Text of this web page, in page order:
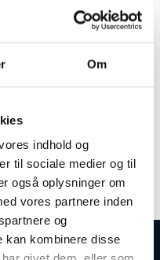
Om
indhold og
til sociale medier og til
også oplysninger om
vores partnere inden
og
kan kombinere disse
med nemStudie i
blandt
sættes overvågning på
det samme, hvis
til problemet.